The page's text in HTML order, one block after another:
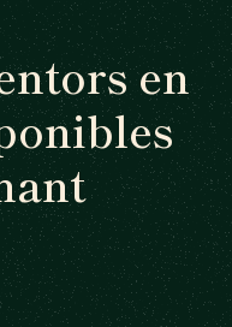
en